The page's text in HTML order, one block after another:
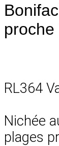
proche
RL364
Nichée
plages